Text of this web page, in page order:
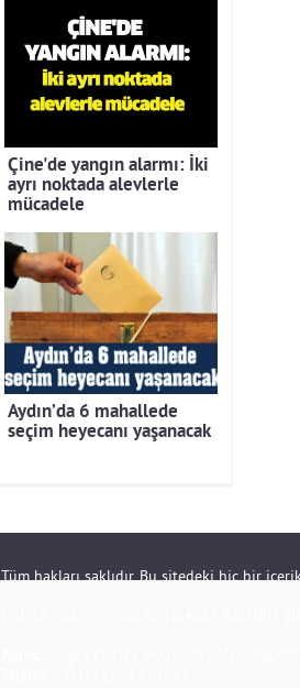
Çine'de yangın alarmı: İki
ayrı noktada alevlerle
mücadele
Aydın’da 6 mahallede
seçim heyecanı yaşanacak
Tüm hakları saklıdır. Bu sitedeki hiç bir